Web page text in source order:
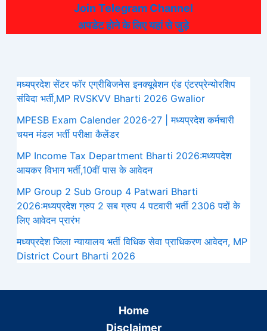
Join Telegram Channel
अपडेट होने के लिए यहां से जुड़े
मध्यप्रदेश सेंटर फॉर एग्रीबिजनेस इनक्यूबेशन एंड एंटरप्रेन्योरशिप
संविदा भर्ती,MP RVSKVV Bharti 2026 Gwalior
MPESB Exam Calender 2026-27 | मध्यप्रदेश कर्मचारी
चयन मंडल भर्ती परीक्षा कैलेंडर
MP Income Tax Department Bharti 2026:मध्‍यपदेश
आयकर विभाग भर्ती,10वीं पास के आवेदन
MP Group 2 Sub Group 4 Patwari Bharti
2026:मध्यप्रदेश ग्रुप 2 सब ग्रुप 4 पटवारी भर्ती 2306 पदों के
लिए आवेदन प्रारंभ
मध्‍यप्रदेश जिला न्यायालय भर्ती विधिक सेवा प्राधिकरण आवेदन, MP
District Court Bharti 2026
Home
Disclaimer